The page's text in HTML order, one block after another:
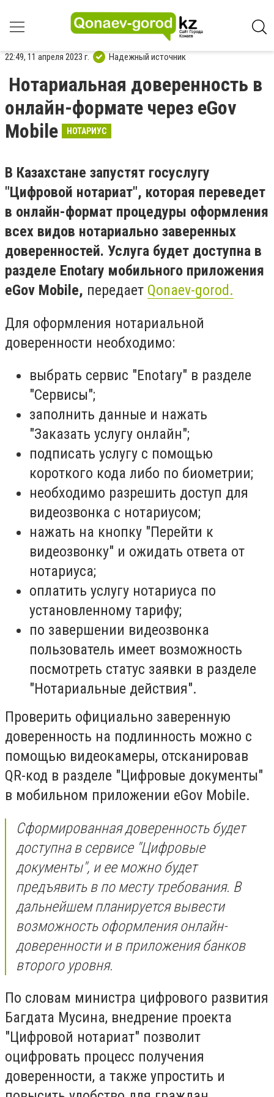
22:49, 11 апреля 2023 г. Надежный источник
Нотариальная доверенность в
онлайн-формате через eGov
Mobile
НОТАРИУС
В Казахстане запустят госуслугу
"Цифровой нотариат", которая переведет
в онлайн-формат процедуры оформления
всех видов нотариально заверенных
доверенностей. Услуга будет доступна в
разделе Enotary мобильного приложения
eGov Mobile, передает Qonaev-gorod.
Для оформления нотариальной
доверенности необходимо:
выбрать сервис "Enotary" в разделе
"Сервисы";
заполнить данные и нажать
"Заказать услугу онлайн";
подписать услугу с помощью
короткого кода либо по биометрии;
необходимо разрешить доступ для
видеозвонка с нотариусом;
нажать на кнопку "Перейти к
видеозвонку" и ожидать ответа от
нотариуса;
оплатить услугу нотариуса по
установленному тарифу;
по завершении видеозвонка
пользователь имеет возможность
посмотреть статус заявки в разделе
"Нотариальные действия".
Проверить официально заверенную
доверенность на подлинность можно с
помощью видеокамеры, отсканировав
QR-код в разделе "Цифровые документы"
в мобильном приложении eGov Mobile.
Сформированная доверенность будет
доступна в сервисе "Цифровые
документы", и ее можно будет
предъявить в по месту требования. В
дальнейшем планируется вывести
возможность оформления онлайн-
доверенности и в приложения банков
второго уровня.
По словам министра цифрового развития
Багдата Мусина, внедрение проекта
"Цифровой нотариат" позволит
оцифровать процесс получения
доверенности, а также упростить и